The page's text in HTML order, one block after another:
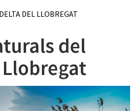
DEL LLOBREGAT
del